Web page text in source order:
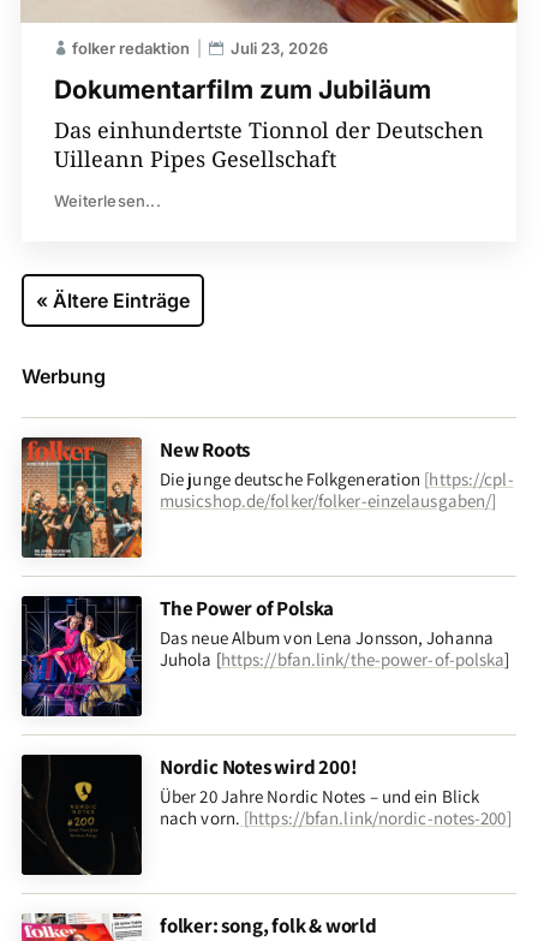
Dokumentarfilm zum Jubiläum
folker redaktion Juli 23, 2026
Das einhundertste Tionnol der Deutschen
Uilleann Pipes Gesellschaft
Weiterlesen...
« Ältere Einträge
Werbung
New Roots
Die junge deutsche Folkgeneration [https://cpl-
musicshop.de/folker/folker-einzelausgaben/]
The Power of Polska
Das neue Album von Lena Jonsson, Johanna
Juhola [https://bfan.link/the-power-of-polska]
Nordic Notes wird 200!
Über 20 Jahre Nordic Notes – und ein Blick
nach vorn. [https://bfan.link/nordic-notes-200]
folker: song, folk & world